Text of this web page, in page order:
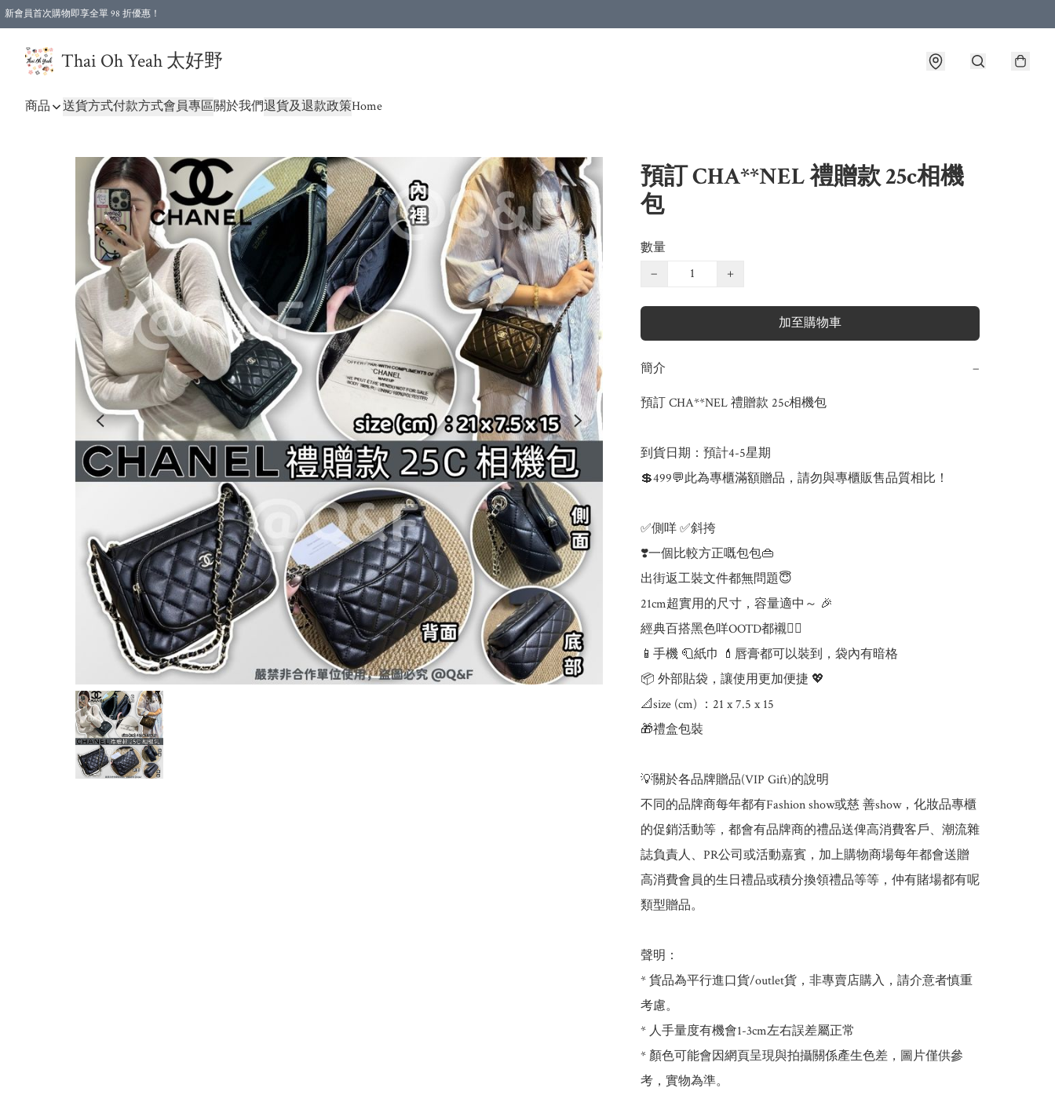
新會員首次購物即享全單 98 折優惠！
Thai Oh Yeah 太好野
商品 送貨方式付款方式會員專區關於我們退貨及退款政策Home
預訂 CHA**NEL 禮贈款 25c相機
包
數量
−
+
加至購物車
簡介 −
預訂 CHA**NEL 禮贈款 25c相機包
到貨日期：預計4-5星期
💲499💬此為專櫃滿額贈品，請勿與專櫃販售品質相比！
✅側咩 ✅斜挎
❣️一個比較方正嘅包包👜
出街返工裝文件都無問題😇
21cm超實用的尺寸，容量適中～ 🎉
經典百搭黑色咩OOTD都襯👍🏻
📱手機 🧻紙巾 💄唇膏都可以裝到，袋內有暗格
📦 外部貼袋，讓使用更加便捷 💖
📐size (cm) ：21 x 7.5 x 15
🎁禮盒包裝
💡關於各品牌贈品(VIP Gift)的說明
不同的品牌商每年都有Fashion show或慈 善show，化妝品專櫃
的促銷活動等，都會有品牌商的禮品送俾高消費客戶、潮流雜
誌負責人、PR公司或活動嘉賓，加上購物商場每年都會送贈
高消費會員的生日禮品或積分換領禮品等等，仲有賭場都有呢
類型贈品。
聲明：
* 貨品為平行進口貨/outlet貨，非專賣店購入，請介意者慎重
考慮。
* 人手量度有機會1-3cm左右誤差屬正常
* 顏色可能會因網頁呈現與拍攝關係產生色差，圖片僅供參
考，實物為準。